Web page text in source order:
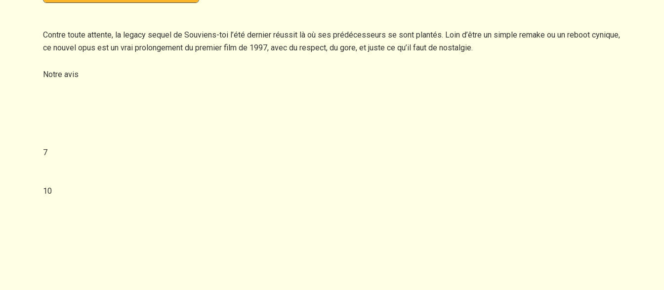
Contre toute attente, la legacy sequel de Souviens-toi l’été dernier réussit là où ses prédécesseurs se sont plantés. Loin d’être un simple remake ou un reboot cynique,
ce nouvel opus est un vrai prolongement du premier film de 1997, avec du respect, du gore, et juste ce qu’il faut de nostalgie.
Notre avis
7
10